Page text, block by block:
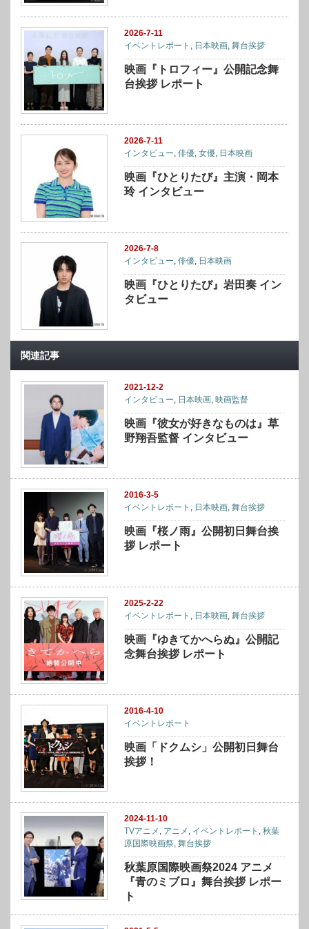
2026-7-11
イベントレポート
日本映画 ,舞台挨拶
映画『トロフィー』公開記念舞
台挨拶 レポート
2026-7-11
インタビュー,俳優,女優, 日本映画
映画『ひとりたび』主演・岡本
玲 インタビュー
2026-7-8
インタビュー,俳優, 日本映画
映画『ひとりたび』岩田奏 イン
タビュー
関連記事
2021-12-2
インタビュー
日本映画 ,映画監督
映画『彼女が好きなものは』草
野翔吾監督 インタビュー
2016-3-5
イベントレポート , 日本映画,舞台挨拶
映画『桜ノ雨』公開初日舞台挨
拶 レポート
2025-2-22
イベントレポート
日本映画 ,舞台挨拶
映画『ゆきてかへらぬ』公開記
念舞台挨拶 レポート
2016-4-10
イベントレポート
映画「ドクムシ」公開初日舞台
挨拶！
2024-11-10
TVアニメ , アニメ , イベントレポート ,秋葉
原国際映画祭,舞台挨拶
秋葉原国際映画祭2024 アニメ
『青のミブロ』舞台挨拶 レポー
ト